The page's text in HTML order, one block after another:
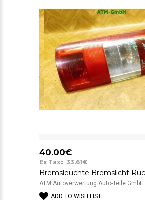
40.00€
Ex Tax:: 33.61€
ATM Autoverwertung Auto-Teile GmbH ..
ADD TO WISH LIST